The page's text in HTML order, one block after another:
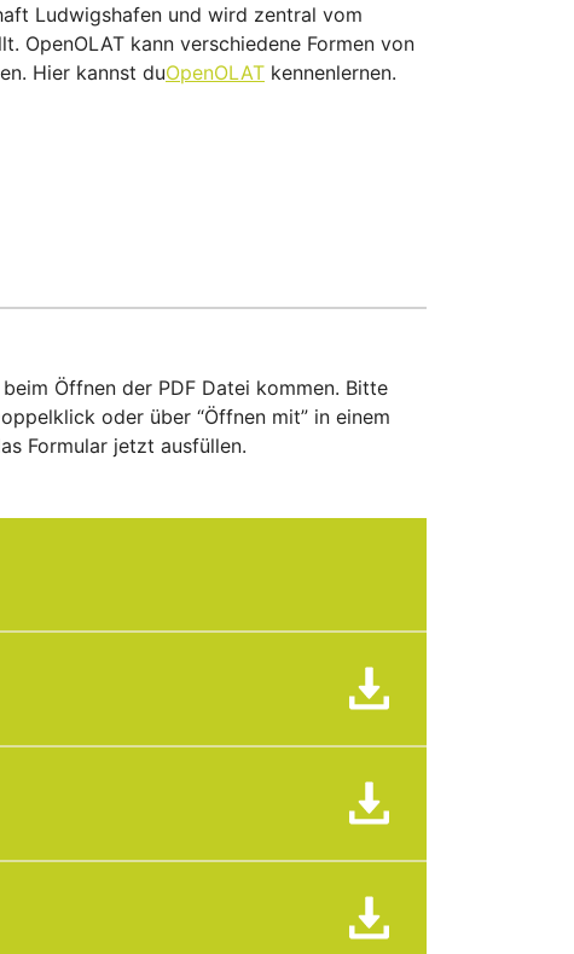
Ludwigshafen und wird zentral vom
OpenOLAT kann verschiedene Formen von
Hier kannst duOpenOLAT kennenlernen.
Öffnen der PDF Datei kommen. Bitte
oder über “Öffnen mit” in einem
Formular jetzt ausfüllen.